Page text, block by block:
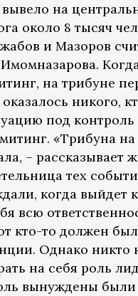
на
около 8 тысяч
и Мазоров
на трибуне
никого,
под контроль
«Трибуна
– рассказывает
тех
когда выйдет
всю
кто-то должен
Однако никто
на себя роль
вынуждены были